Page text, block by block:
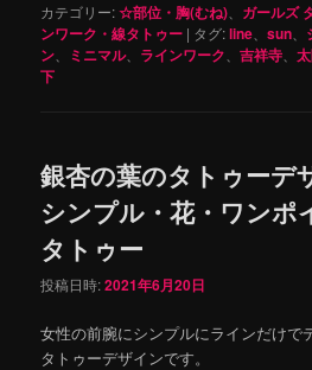
カテゴリー:☆部位・胸(むね) ガールズ
ンワーク・線タトゥー | タグ:line 、sun
ン
ミニマル、 ラインワーク 、吉祥寺 、
下
銀杏の葉のタトゥーデ
シンプル・花・ワンポ
タトゥー
投稿日時:2021年6月20日
女性の前腕にシンプルにラインだけで
タトゥーデザインです。